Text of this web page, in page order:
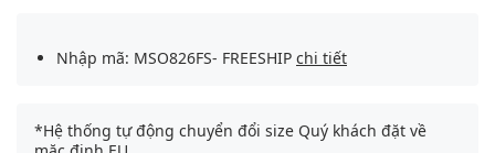
Nhập mã: MSO826FS- FREESHIP chi tiết
*Hệ thống tự động chuyển đổi size Quý khách đặt về